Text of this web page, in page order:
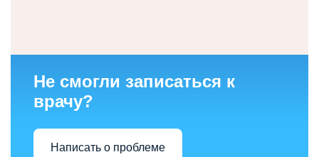
Не смогли записаться к
врачу?
Написать о проблеме